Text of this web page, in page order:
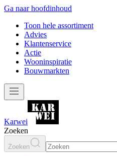
Ga naar hoofdinhoud
Toon hele assortiment
Advies
Klantenservice
Actie
Wooninspiratie
Bouwmarkten
Karwei
Zoeken
Zoeken